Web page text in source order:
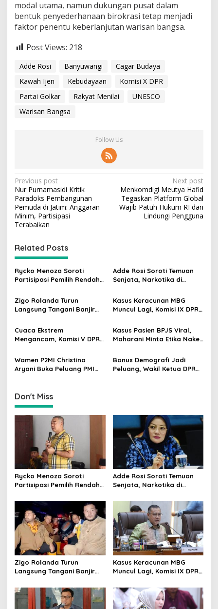
modal utama, namun dukungan pusat dalam
bentuk penyederhanaan birokrasi tetap menjadi
faktor penentu keberlanjutan warisan bangsa.
Post Views: 218
Adde Rosi Banyuwangi
Cagar Budaya
Kawah Ijen
Kebudayaan
Komisi X DPR
Partai Golkar
Rakyat Menilai
UNESCO
Warisan Bangsa
Follow Us
P
o
s
t
a
v
i
a
i
n
Previous post
​Nur Purnamasidi Kritik
Paradoks Pembangunan
Pemuda di Jatim: Anggaran
Minim, Partisipasi
Terabaikan
Next post
Menkomdigi Meutya Hafid
Tegaskan Platform Global
Wajib Patuh Hukum RI dan
Lindungi Pengguna
Related Posts
Rycko Menoza Soroti
Partisipasi Pemilih Rendah
Edukasi Politik
Adde Rosi Soroti Temuan
Senjata, Narkotika di
Siswa Harus Dijaga
Zigo Rolanda Turun
Langsung Tangani Banjir
Kasus Keracunan MBG
Muncul Lagi, Komisi IX DPR
Jalur Hukum
Cuaca Ekstrem
Mengancam, Komisi V DPR
Kesiapan Petani Indramayu
Kasus Pasien BPJS Viral,
Maharani Minta Etika Nakes
Dievaluasi
Wamen P2MI Christina
Aryani Buka Peluang PMI
Bonus Demografi Jadi
Peluang, Wakil Ketua DPR
Don't Miss
Rycko Menoza Soroti
Partisipasi Pemilih Rendah
Edukasi Politik
Adde Rosi Soroti Temuan
Senjata, Narkotika di
Siswa Harus Dijaga
Zigo Rolanda Turun
Langsung Tangani Banjir
Kasus Keracunan MBG
Muncul Lagi, Komisi IX DPR
Jalur Hukum